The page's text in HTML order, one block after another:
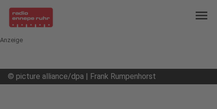
menu
Anzeige
© picture alliance/dpa | Frank Rumpenhorst